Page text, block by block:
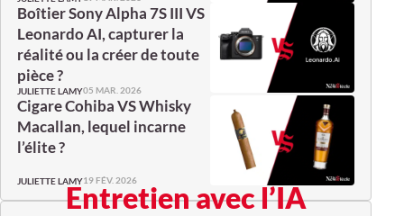
Boîtier Sony Alpha 7S III VS
Leonardo AI, capturer la
réalité ou la créer de toute
pièce ?
JULIETTE LAMY05 MAR. 2026
Cigare Cohiba VS Whisky
Macallan, lequel incarne
l’élite ?
JULIETTE LAMY19 FÉV. 2026
Entretien avec l’IA